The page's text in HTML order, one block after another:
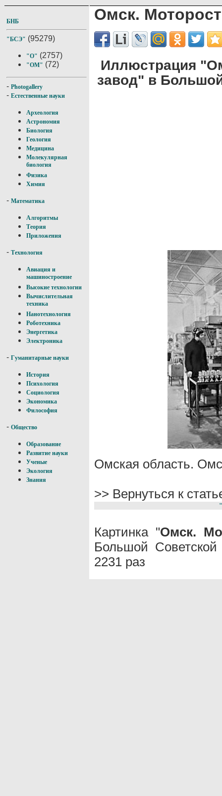
БНБ
"БСЭ" (95279)
"О" (2757)
"ОМ" (72)
- Photogallery
- Естественные науки
Археология
Астрономия
Биология
Геология
Медицина
Молекулярная
биология
Физика
Химия
- Математика
Алгоритмы
Теория
Приложения
- Технология
Авиация и
машиностроение
Высокие технологии
Вычислительная
техника
Нанотехнология
Роботехника
Энергетика
Электроника
- Гуманитарные науки
История
Психология
Социология
Экономика
Философия
- Общество
Образование
Развитие науки
Ученые
Экология
Знания
Омск.
Иллюстрация
завод" в
Омская область.
>> Вернуться к
Картинка "Омск.
Большой
2231 раз